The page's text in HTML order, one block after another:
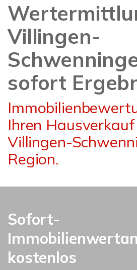
Villingen-
sofort
Ihren Hausverkauf
Villingen-
Region.
Sofort-
kostenlos